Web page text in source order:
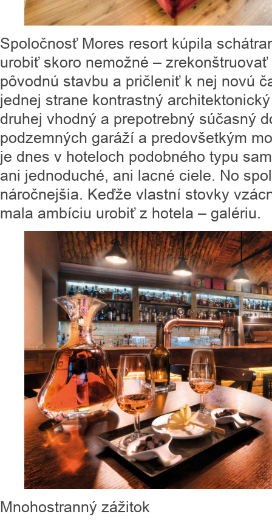
Spoločnosť Mores resort kúpila
urobiť skoro nemožné –
pôvodnú stavbu a pričleniť k nej novú
jednej strane kontrastný
druhej vhodný a prepotrebný súčasný
podzemných garáží a predovšetkým
je dnes v hoteloch podobného typu
ani jednoduché, ani lacné ciele. No
náročnejšia. Keďže vlastní stovky
mala ambíciu urobiť z hotela – galériu.
Mnohostranný zážitok